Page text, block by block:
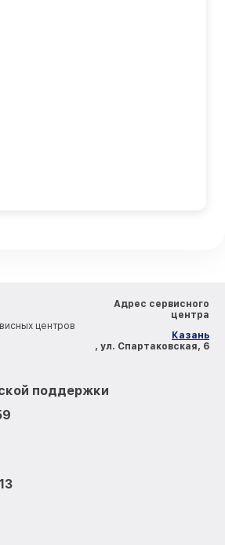
центров
Адрес сервисного
центра
Казань
, ул. Спартаковская, 6
поддержки